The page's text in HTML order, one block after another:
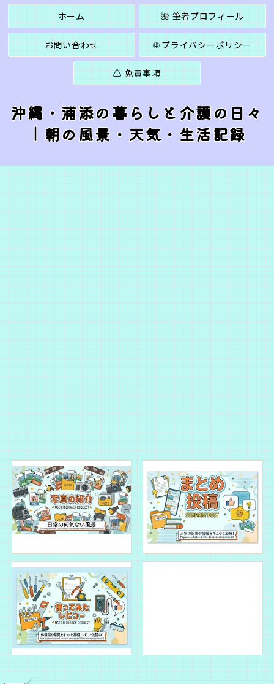
沖縄・浦添の暮らしと介護の日々
｜朝の風景・天気・生活記録
ホーム 🌺 筆者プロフィール
お問い合わせ 🌐 プライバシーポリシー
⚠️ 免責事項